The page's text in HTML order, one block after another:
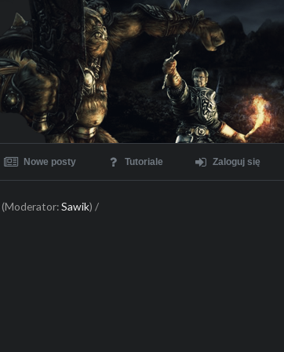
Nowe posty Tutoriale Zaloguj się
(Moderator:Sawik) /